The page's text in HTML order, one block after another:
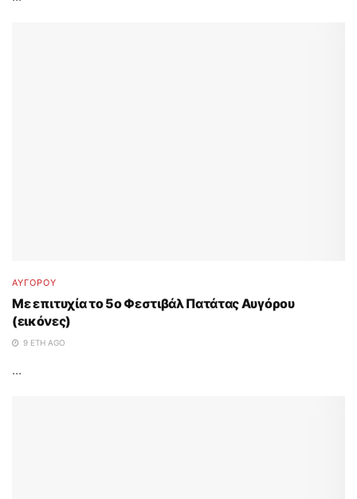
ΑΥΓΟΡΟΥ
Με επιτυχία το 5ο Φεστιβάλ Πατάτας Αυγόρου
(εικόνες)
9 ΈΤΗ AGO
...